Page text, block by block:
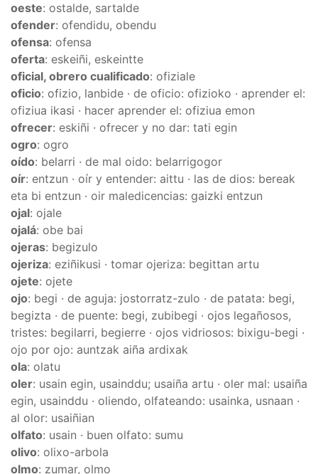
oeste: ostalde, sartalde
ofender: ofendidu, obendu
ofensa: ofensa
oferta: eskeiñi, eskeintte
oficial, obrero cualificado: ofiziale
oficio: ofizio, lanbide · de oficio: ofizioko · aprender el:
ofiziua ikasi · hacer aprender el: ofiziua emon
ofrecer: eskiñi · ofrecer y no dar: tati egin
ogro: ogro
oído: belarri · de mal oido: belarrigogor
oír: entzun · oír y entender: aittu · las de dios: bereak
eta bi entzun · oir maledicencias: gaizki entzun
ojal: ojale
ojalá: obe bai
ojeras: begizulo
ojeriza: eziñikusi · tomar ojeriza: begittan artu
ojete: ojete
ojo: begi · de aguja: jostorratz-zulo · de patata: begi,
begizta · de puente: begi, zubibegi · ojos legañosos,
tristes: begilarri, begierre · ojos vidriosos: bixigu-begi ·
ojo por ojo: auntzak aiña ardixak
ola: olatu
oler: usain egin, usainddu; usaiña artu · oler mal: usaiña
egin, usainddu · oliendo, olfateando: usainka, usnaan ·
al olor: usaiñian
olfato: usain · buen olfato: sumu
olivo: olixo-arbola
olmo: zumar, olmo